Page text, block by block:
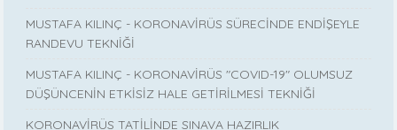
MUSTAFA KILINÇ - KORONAVİRÜS SÜRECİNDE ENDİŞEYLE
RANDEVU TEKNİĞİ
MUSTAFA KILINÇ - KORONAVİRÜS "COVID-19" OLUMSUZ
DÜŞÜNCENİN ETKİSİZ HALE GETİRİLMESİ TEKNİĞİ
KORONAVİRÜS TATİLİNDE SINAVA HAZIRLIK